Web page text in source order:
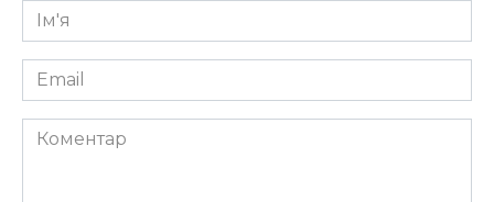
Ім'я
*
Email
*
Коментар